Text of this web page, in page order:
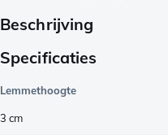
Beschrijving
Specificaties
Lemmethoogte
3 cm